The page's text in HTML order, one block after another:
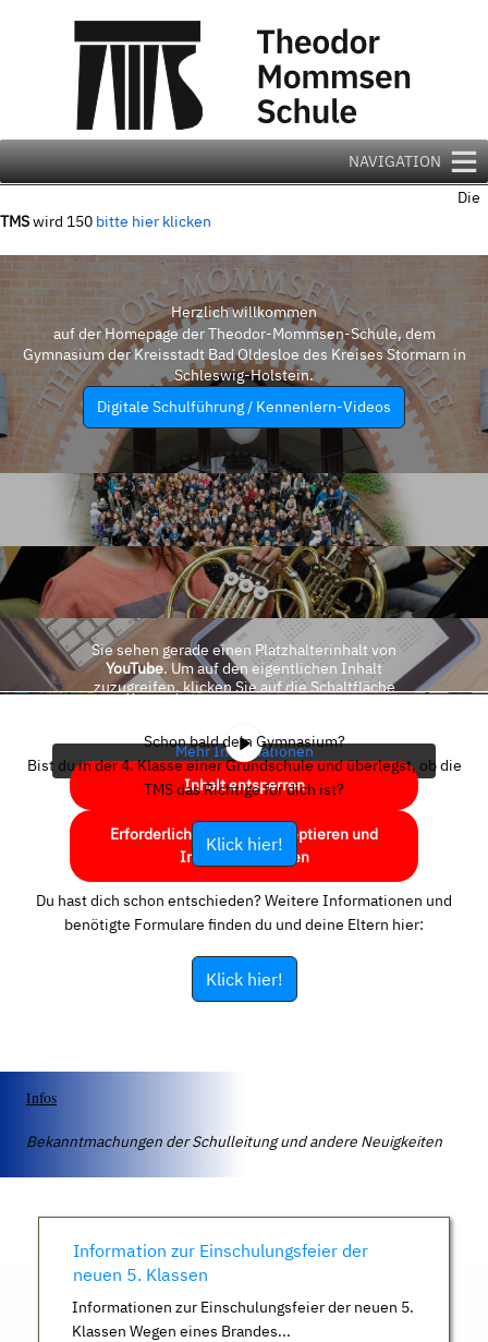
NAVIGATION
Die
TMSwird 150 bitte hier klicken
Herzlich willkommen
auf der Homepage der Theodor-Mommsen-Schule, dem
Gymnasium der Kreisstadt Bad Oldesloe des Kreises Stormarn in
Schleswig-Holstein.
Digitale Schulführung / Kennenlern-Videos
Sie sehen gerade einen Platzhalterinhalt von
YouTube. Um auf den eigentlichen Inhalt
zuzugreifen, klicken Sie auf die Schaltfläche
Mehr Informationen
Inhalt entsperren
Erforderlichen Service akzeptieren und
Inhalte entsperren
Schon bald dein Gymnasium?
Bist du in der 4. Klasse einer Grundschule und überlegst, ob die
TMS das Richtige für dich ist?
Klick hier!
Du hast dich schon entschieden? Weitere Informationen und
benötigte Formulare finden du und deine Eltern hier:
Klick hier!
Infos
Bekanntmachungen der Schulleitung und andere Neuigkeiten
Information zur Einschulungsfeier der
neuen 5. Klassen
Informationen zur Einschulungsfeier der neuen 5.
Klassen Wegen eines Brandes...